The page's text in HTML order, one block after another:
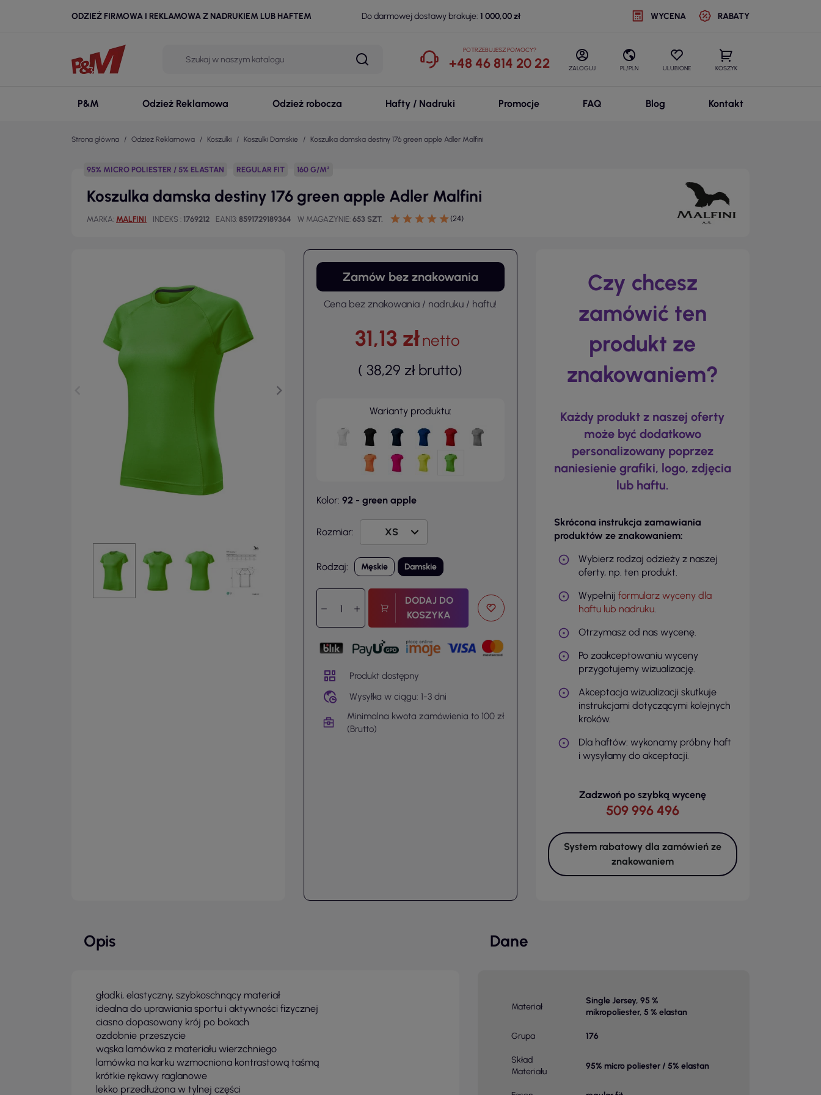
ODZIEŻ FIRMOWA I REKLAMOWA Z NADRUKIEM LUB HAFTEM Do darmowej dostawy brakuje: 1 000,00 zł WYCENA RABATY
POTRZEBUJESZ POMOCY?
+48 46 814 20 22 ZALOGUJ PL/PLN ULUBIONE KOSZYK
P&M Odzież Reklamowa Odzież robocza Hafty / Nadruki Promocje FAQ Blog Kontakt
Strona główna Odzież Reklamowa Koszulki Koszulki Damskie Koszulka damska destiny 176 green apple Adler Malfini
95% MICRO POLIESTER / 5% ELASTAN REGULAR FIT 160 G/M²
Koszulka damska destiny 176 green apple Adler Malfini
MARKA MALFINI INDEKS 1769212 EAN13 8591729189364 W MAGAZYNIE 653 SZT. (24)
Zamów bez znakowania
Cena bez znakowania / nadruku / haftu!
31,13 złnetto
( 38,29 zł brutto)
Warianty produktu:
Kolor: 92 - green apple
Rozmiar:
Rodzaj: Męskie Damskie
DODAJ DO
KOSZYKA
Produkt dostępny
Wysyłka w ciągu: 1-3 dni
Minimalna kwota zamówienia to 100 zł
(Brutto)
Czy chcesz
zamówić ten
produkt ze
znakowaniem?
Każdy produkt z naszej oferty
może być dodatkowo
personalizowany poprzez
naniesienie grafiki, logo, zdjęcia
lub haftu.
Skrócona instrukcja zamawiania
produktów ze znakowaniem:
Wybierz rodzaj odzieży z naszej
oferty, np. ten produkt.
Wypełnij formularz wyceny dla
haftu lub nadruku.
Otrzymasz od nas wycenę.
Po zaakceptowaniu wyceny
przygotujemy wizualizację.
Akceptacja wizualizacji skutkuje
instrukcjami dotyczącymi kolejnych
kroków.
Dla haftów: wykonamy próbny haft
i wysyłamy do akceptacji.
Zadzwoń po szybką wycenę
509 996 496
System rabatowy dla zamówień ze
znakowaniem
Opis
gładki, elastyczny, szybkoschnący materiał
idealna do uprawiania sportu i aktywności fizycznej
ciasno dopasowany krój po bokach
ozdobnie przeszycie
wąska lamówka z materiału wierzchniego
lamówka na karku wzmocniona kontrastową taśmą
krótkie rękawy raglanowe
lekko przedłużona w tylnej części
Dane
Materiał
Single Jersey, 95 %
mikropoliester, 5 % elastan
Grupa 176
Skład
Materiału
95% micro poliester / 5% elastan